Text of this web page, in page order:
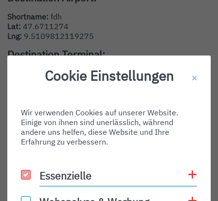
Shortname: fdh
Lat: 47.6711274
Lng: 9.5109812119275
Destination Terminal:
Destination Gate:
Shortname:
Type:
arrival
PLN
Cookie Einstellungen
Wir verwenden Cookies auf unserer Website.
Einige von ihnen sind unerlässlich, während
andere uns helfen, diese Website und Ihre
Erfahrung zu verbessern.
Essenzielle
Essenzielle